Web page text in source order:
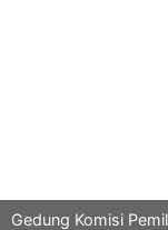
Gedung Komisi